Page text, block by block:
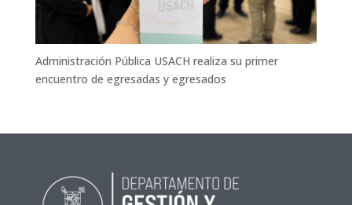
Administración Pública USACH realiza su primer
encuentro de egresadas y egresados